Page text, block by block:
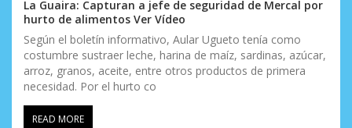
La Guaira: Capturan a jefe de seguridad de Mercal por
hurto de alimentos Ver Vídeo
Según el boletín informativo, Aular Ugueto tenía como
costumbre sustraer leche, harina de maíz, sardinas, azúcar,
arroz, granos, aceite, entre otros productos de primera
necesidad. Por el hurto co
READ MORE